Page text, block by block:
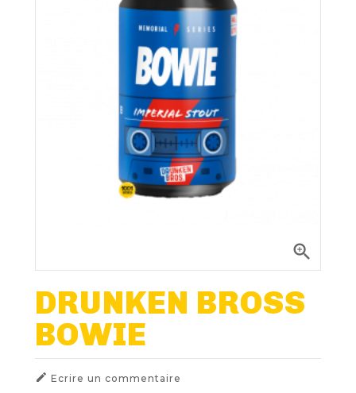
Nouveautés
Nos Bières
Nos Fûts De Bière
Nos Spiritueux
Nos Boxes
Paniers Cadeaux À Composer
FIDÉLITÉ
BLOG

DRUNKEN BROSS
BOWIE
 Ecrire un commentaire